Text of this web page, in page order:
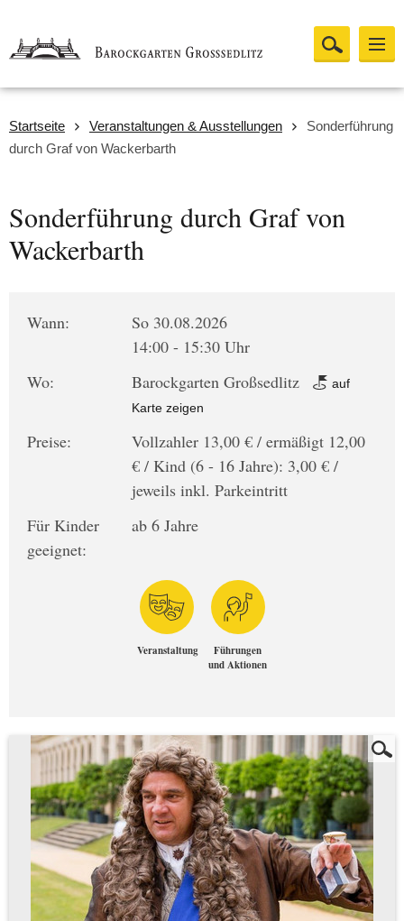
Startseite Veranstaltungen & Ausstellungen
Sonderführung
durch Graf von Wackerbarth
Sonderführung durch Graf von
Wackerbarth
Wann:
So 30.08.2026
14:00 - 15:30 Uhr
Wo:
Barockgarten Großsedlitz
auf
Karte zeigen
Preise:
Vollzahler 13,00 € / ermäßigt 12,00
€ / Kind (6 - 16 Jahre): 3,00 € /
jeweils inkl. Parkeintritt
Für Kinder
geeignet:
ab 6 Jahre
Veranstaltung
Führungen
und Aktionen